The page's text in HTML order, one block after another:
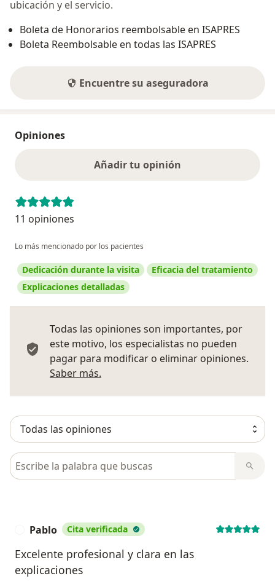
ubicación y el servicio.
Boleta de Honorarios reembolsable en ISAPRES
Boleta Reembolsable en todas las ISAPRES
Encuentre su aseguradora
Opiniones
Añadir tu opinión
11 opiniones
Lo más mencionado por los pacientes
Dedicación durante la visita
Eficacia del tratamiento
Explicaciones detalladas
Todas las opiniones son importantes, por
este motivo, los especialistas no pueden
pagar para modificar o eliminar opiniones.
Saber más.
Busca en opiniones
Pablo Cita verificada
Excelente profesional y clara en las
explicaciones